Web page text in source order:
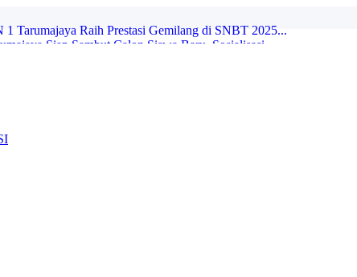
1 Tarumajaya Raih Prestasi Gemilang di SNBT 2025...
Siap Sambut Calon Siswa Baru, Sosialisasi ...
hukum, SMAN 1 Tarumajaya Siap berpartisipasi da...
dan Pelaporan Pada Implementasi Kurikulum Merdek...
Indonesia, Lestarikan Bahasa Daerah Kuasai Bah...
Gelar Kerja Bakti Peringati Hari Lingkunga...